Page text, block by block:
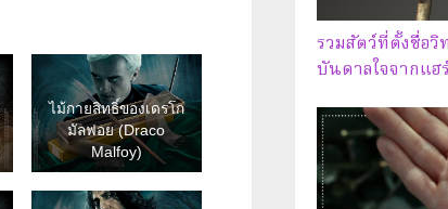
ไม้กายสิทธิ์ของเดรโก
มัลฟอย (Draco
Malfoy)
รวมสัตว์ที่ตั้งชื่อวิ
บันดาลใจจากแฮ